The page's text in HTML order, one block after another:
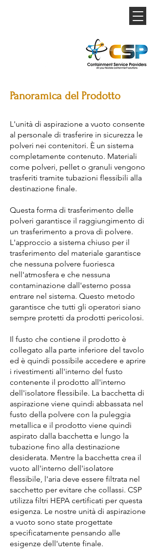
Panoramica del Prodotto
L'unità di aspirazione a vuoto consente
al personale di trasferire in sicurezza le
polveri nei contenitori. È un sistema
completamente contenuto. Materiali
come polveri, pellet o granuli vengono
trasferiti tramite tubazioni flessibili alla
destinazione finale.
Questa forma di trasferimento delle
polveri garantisce il raggiungimento di
un trasferimento a prova di polvere.
L'approccio a sistema chiuso per il
trasferimento del materiale garantisce
che nessuna polvere fuoriesca
nell'atmosfera e che nessuna
contaminazione dall'esterno possa
entrare nel sistema. Questo metodo
garantisce che tutti gli operatori siano
sempre protetti da prodotti pericolosi.
Il fusto che contiene il prodotto è
collegato alla parte inferiore del tavolo
ed è quindi possibile accedere e aprire
i rivestimenti all'interno del fusto
contenente il prodotto all'interno
dell'isolatore flessibile. La bacchetta di
aspirazione viene quindi abbassata nel
fusto della polvere con la puleggia
metallica e il prodotto viene quindi
aspirato dalla bacchetta e lungo la
tubazione fino alla destinazione
desiderata. Mentre la bacchetta crea il
vuoto all'interno dell'isolatore
flessibile, l'aria deve essere filtrata nel
sacchetto per evitare che collassi. CSP
utilizza filtri HEPA certificati per questa
esigenza. Le nostre unità di aspirazione
a vuoto sono state progettate
specificatamente pensando alle
esigenze dell'utente finale.